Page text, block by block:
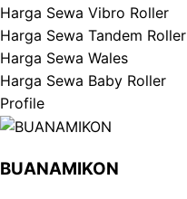
Harga Sewa Vibro Roller
Harga Sewa Tandem Roller
Harga Sewa Wales
Harga Sewa Baby Roller
Profile
BUANAMIKON